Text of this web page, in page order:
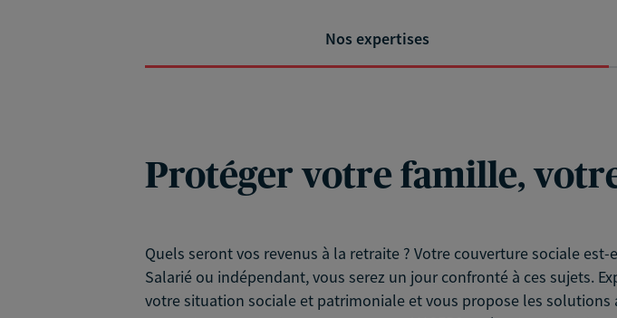
Nos expertises
Protéger votre famille,
Quels seront vos revenus à la retraite ? Votre couverture sociale
Salarié ou indépendant, vous serez un jour confronté à ces sujets.
votre situation sociale et patrimoniale et vous propose les